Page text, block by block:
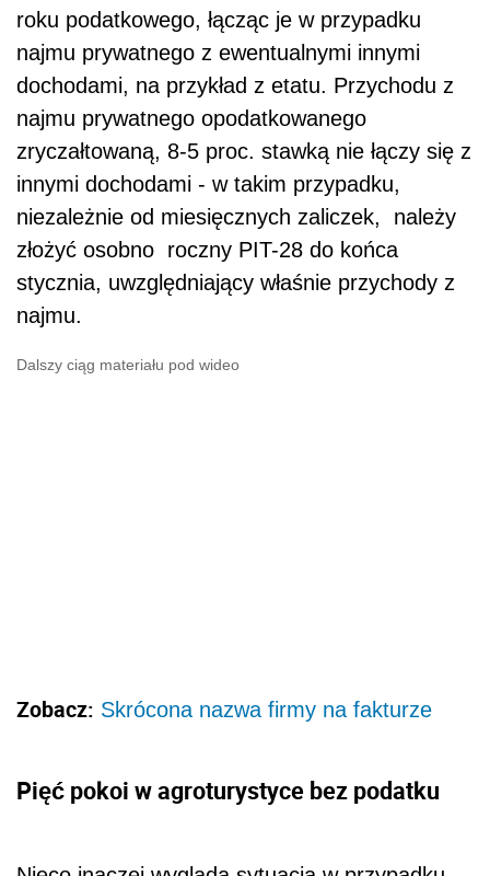
roku podatkowego, łącząc je w przypadku
najmu prywatnego z ewentualnymi innymi
dochodami, na przykład z etatu. Przychodu z
najmu prywatnego opodatkowanego
zryczałtowaną, 8-5 proc. stawką nie łączy się z
innymi dochodami - w takim przypadku,
niezależnie od miesięcznych zaliczek, należy
złożyć osobno roczny PIT-28 do końca
stycznia, uwzględniający właśnie przychody z
najmu.
Dalszy ciąg materiału pod wideo
Zobacz: Skrócona nazwa firmy na fakturze
Pięć pokoi w agroturystyce bez podatku